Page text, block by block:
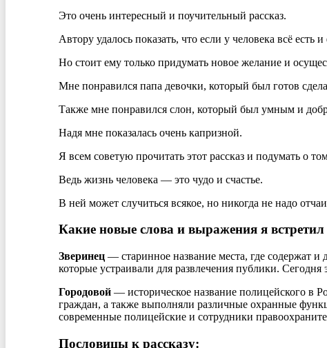
Это очень интересный и поучительный рассказ.
Автору удалось показать, что если у человека всё есть
Но стоит ему только придумать новое желание и
Мне понравился папа девочки, который был готов
Также мне понравился слон, который был умным и
Надя мне показалась очень капризной.
Я всем советую прочитать этот рассказ и подумать о
Ведь жизнь человека — это чудо и счастье.
В ней может случиться всякое, но никогда не надо
Какие новые слова и выражения я
Зверинец— старинное название места, где содержат
которые устраивали для развлечения публики.
Городовой— историческое название полицейского в
граждан, а также выполняли различные охранные
современные полицейские и сотрудники
Пословицы к рассказу: